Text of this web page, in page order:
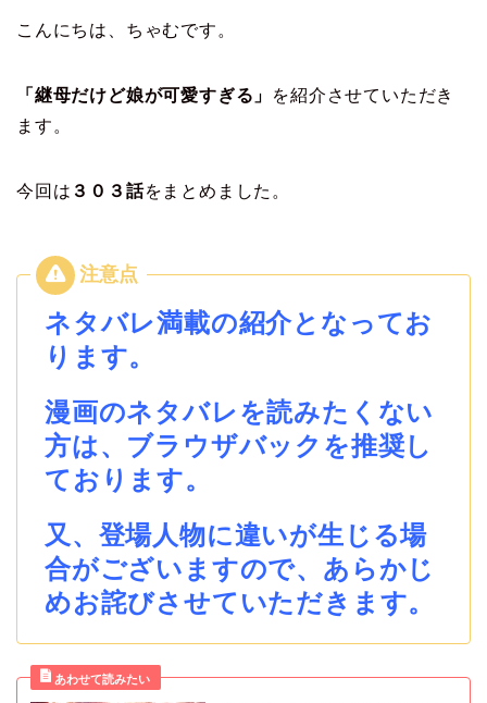
こんにちは、ちゃむです。
「継母だけど娘が可愛すぎる」
を紹介させていただき
ます。
今回は ３０３ 話をまとめました。
ネタバレ満載の紹介となってお
ります。
漫画のネタバレを読みたくない
方は、ブラウザバックを推奨し
ております。
又、登場人物に違いが生じる場
合がございますので、あらかじ
めお詫びさせていただきます。